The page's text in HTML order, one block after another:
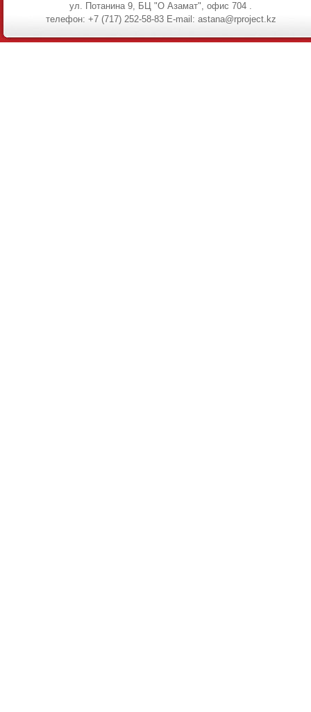
ул. Потанина 9, БЦ "О Азамат", офис 704 .
телефон: +7 (717) 252-58-83 E-mail: astana@rproject.kz